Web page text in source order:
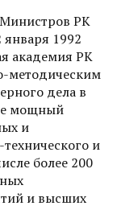
Министров РК
января 1992
академия РК
методическим
дела в
мощный
и
и
более 200
и высших